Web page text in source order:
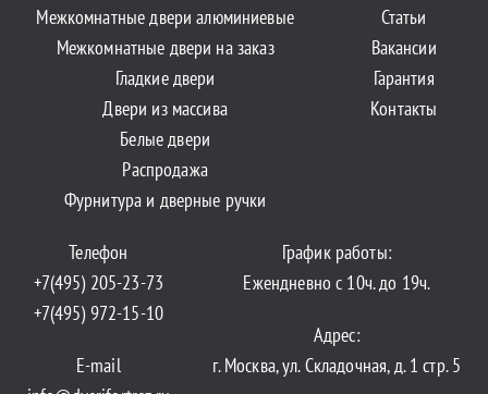
Межкомнатные двери алюминиевые
Межкомнатные двери на заказ
Гладкие двери
Двери из массива
Белые двери
Распродажа
Фурнитура и дверные ручки
Статьи
Вакансии
Гарантия
Контакты
Телефон
+7(495) 205-23-73
+7(495) 972-15-10
E-mail
График работы:
Ежендневно с 10ч. до 19ч.
Адрес:
г. Москва, ул. Складочная, д. 1 стр. 5